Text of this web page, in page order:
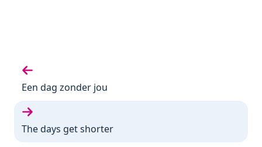
Vorige gedicht:
Een dag zonder jou
Volgende gedicht:
The days get shorter